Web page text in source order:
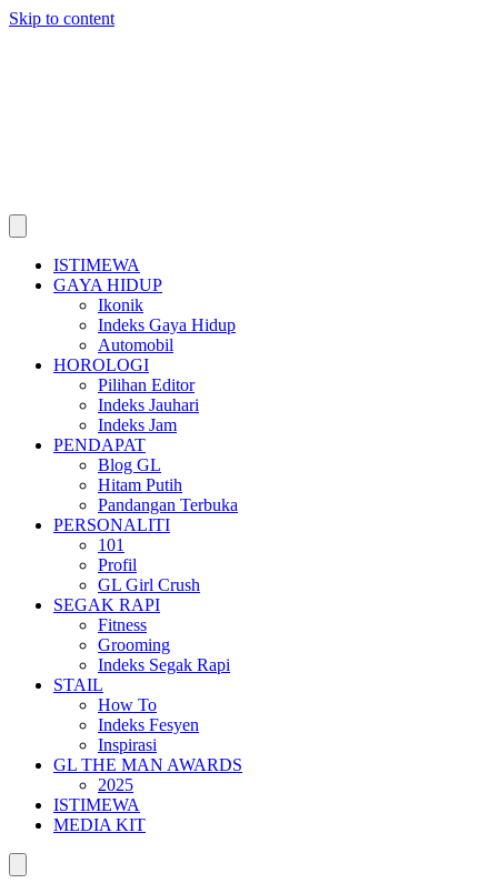
Skip to content
ISTIMEWA
GAYA HIDUP
Ikonik
Indeks Gaya Hidup
Automobil
HOROLOGI
Pilihan Editor
Indeks Jauhari
Indeks Jam
PENDAPAT
Blog GL
Hitam Putih
Pandangan Terbuka
PERSONALITI
101
Profil
GL Girl Crush
SEGAK RAPI
Fitness
Grooming
Indeks Segak Rapi
STAIL
How To
Indeks Fesyen
Inspirasi
GL THE MAN AWARDS
2025
ISTIMEWA
MEDIA KIT